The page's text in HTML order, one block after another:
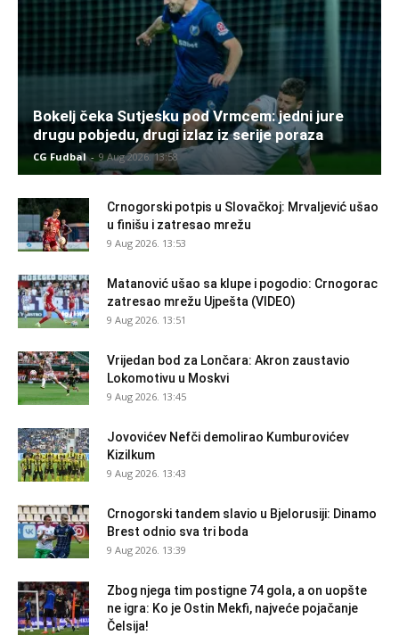
Bokelj čeka Sutjesku pod Vrmcem: jedni jure
drugu pobjedu, drugi izlaz iz serije poraza
CG Fudbal - 9 Aug 2026. 13:58
Crnogorski potpis u Slovačkoj: Mrvaljević ušao
u finišu i zatresao mrežu
9 Aug 2026. 13:53
Matanović ušao sa klupe i pogodio: Crnogorac
zatresao mrežu Ujpešta (VIDEO)
9 Aug 2026. 13:51
Vrijedan bod za Lončara: Akron zaustavio
Lokomotivu u Moskvi
9 Aug 2026. 13:45
Jovovićev Nefči demolirao Kumburovićev
Kizilkum
9 Aug 2026. 13:43
Crnogorski tandem slavio u Bjelorusiji: Dinamo
Brest odnio sva tri boda
9 Aug 2026. 13:39
Zbog njega tim postigne 74 gola, a on uopšte
ne igra: Ko je Ostin Mekfi, najveće pojačanje
Čelsija!